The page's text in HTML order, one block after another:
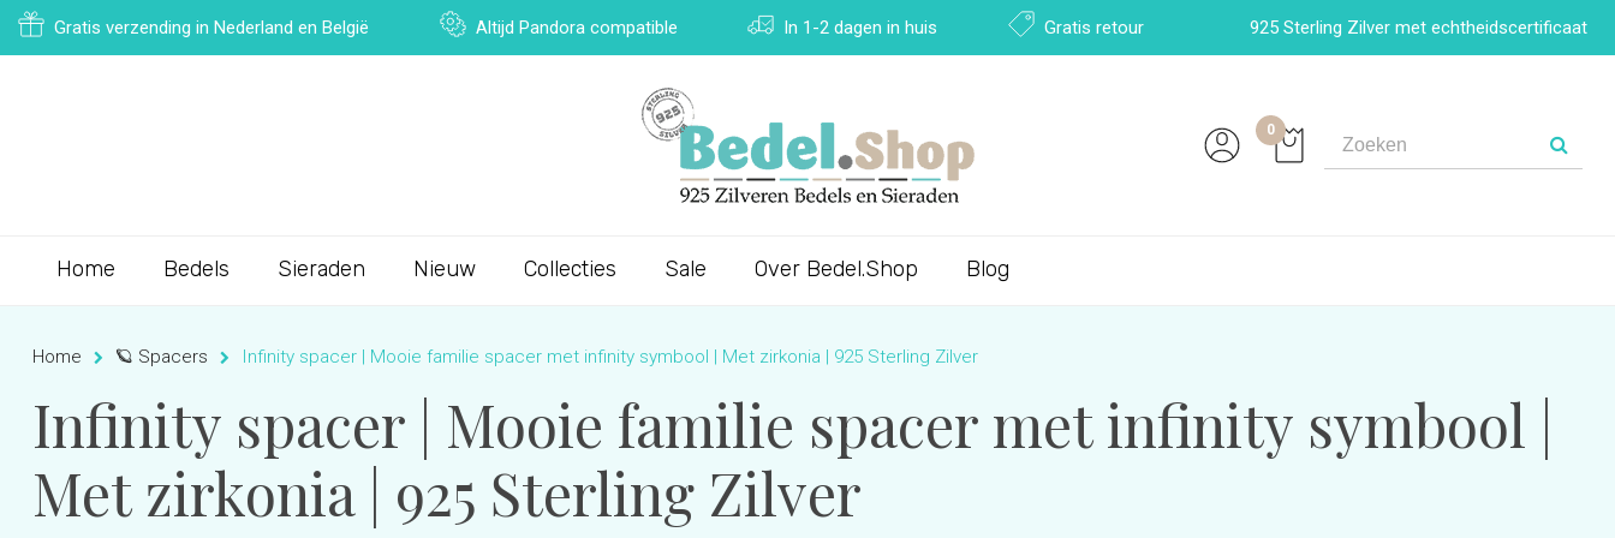
Gratis verzending in Nederland en België Altijd Pandora compatible In 1-2 dagen in huis Gratis retour 925 Sterling Zilver met echtheidscertificaat
0
Home Bedels Sieraden Nieuw Collecties Sale Over Bedel.Shop Blog
Home 🪐 Spacers Infinity spacer | Mooie familie spacer met infinity symbool | Met zirkonia | 925 Sterling Zilver
Infinity spacer | Mooie familie spacer met infinity symbool |
Met zirkonia | 925 Sterling Zilver